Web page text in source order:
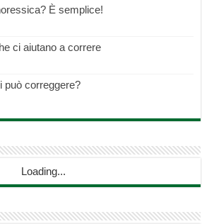
È semplice!
ci aiutano a correre
può correggere?
Loading...